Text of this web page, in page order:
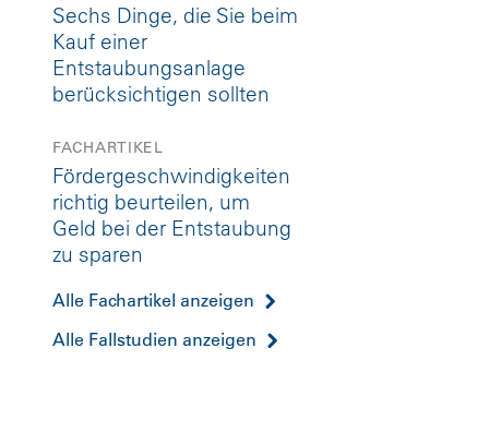
Sechs Dinge, die Sie beim
Kauf einer
Entstaubungsanlage
berücksichtigen sollten
FACHARTIKEL
Fördergeschwindigkeiten
richtig beurteilen, um
Geld bei der Entstaubung
zu sparen
Alle Fachartikel anzeigen
Alle Fallstudien anzeigen